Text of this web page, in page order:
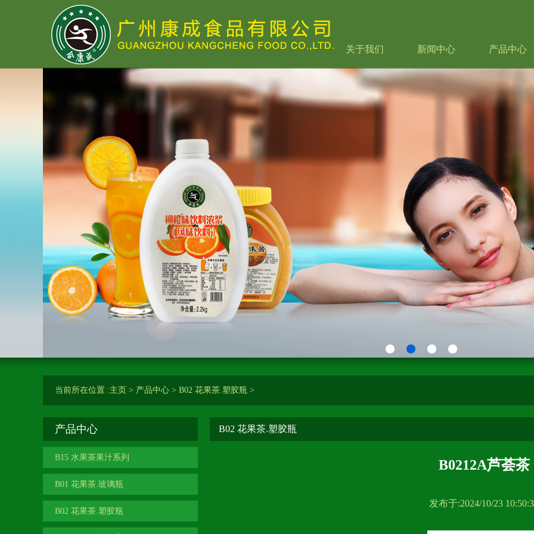
关于我们 新闻中心 产品中心
当前所在位置 :主页 > 产品中心 > B02 花果茶.塑胶瓶 >
产品中心
B15 水果茶果汁系列
B01 花果茶.玻璃瓶
B02 花果茶.塑胶瓶
B02 花果茶.塑胶瓶
B0212A芦荟茶
发布于:2024/10/23